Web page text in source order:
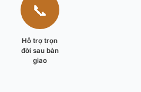
📞
Hỗ trợ trọn
đời sau bàn
giao